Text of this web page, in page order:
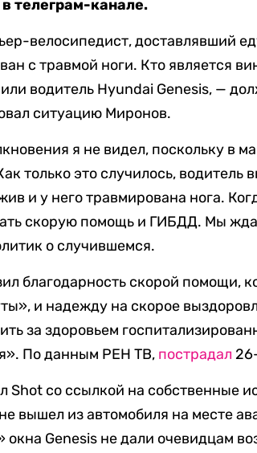
в телеграм-канале.
велосипедист, доставлявший
с травмой ноги. Кто является
водитель Hyundai Genesis, —
ситуацию Миронов.
я не видел, поскольку в
только это случилось, водитель
и у него травмирована нога.
скорую помощь и ГИБДД. Мы
о случившемся.
благодарность скорой помощи,
и надежду на скорое
за здоровьем
По данным РЕН ТВ, пострадал
Shot со ссылкой на собственные
вышел из автомобиля на месте
окна Genesis не дали очевидцам